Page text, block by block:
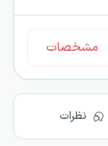
مشخصات
نظرات